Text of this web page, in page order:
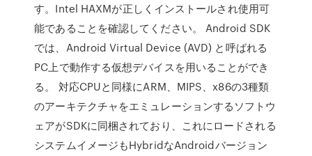
す。Intel HAXMが正しくインストールされ使用可
能であることを確認してください。 Android SDK
では、Android Virtual Device (AVD) と呼ばれる
PC上で動作する仮想デバイスを用いることができ
る。 対応CPUと同様にARM、MIPS、x86の3種類
のアーキテクチャをエミュレーションするソフトウ
ェアがSDKに同梱されており、これにロードされる
システムイメージもHybridなAndroidバージョン